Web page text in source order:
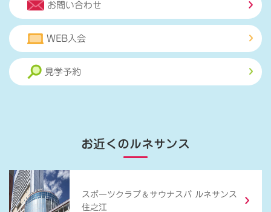
お問い合わせ
WEB入会
見学予約
お近くのルネサンス
スポーツクラブ ＆ サウナスパ ルネサンス
住之江